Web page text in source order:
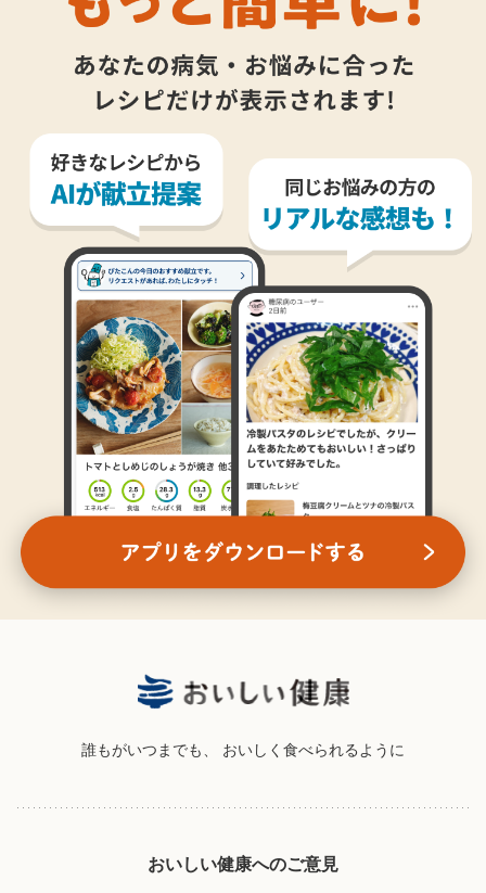
誰もがいつまでも、 おいしく食べられるように
おいしい健康へのご意見